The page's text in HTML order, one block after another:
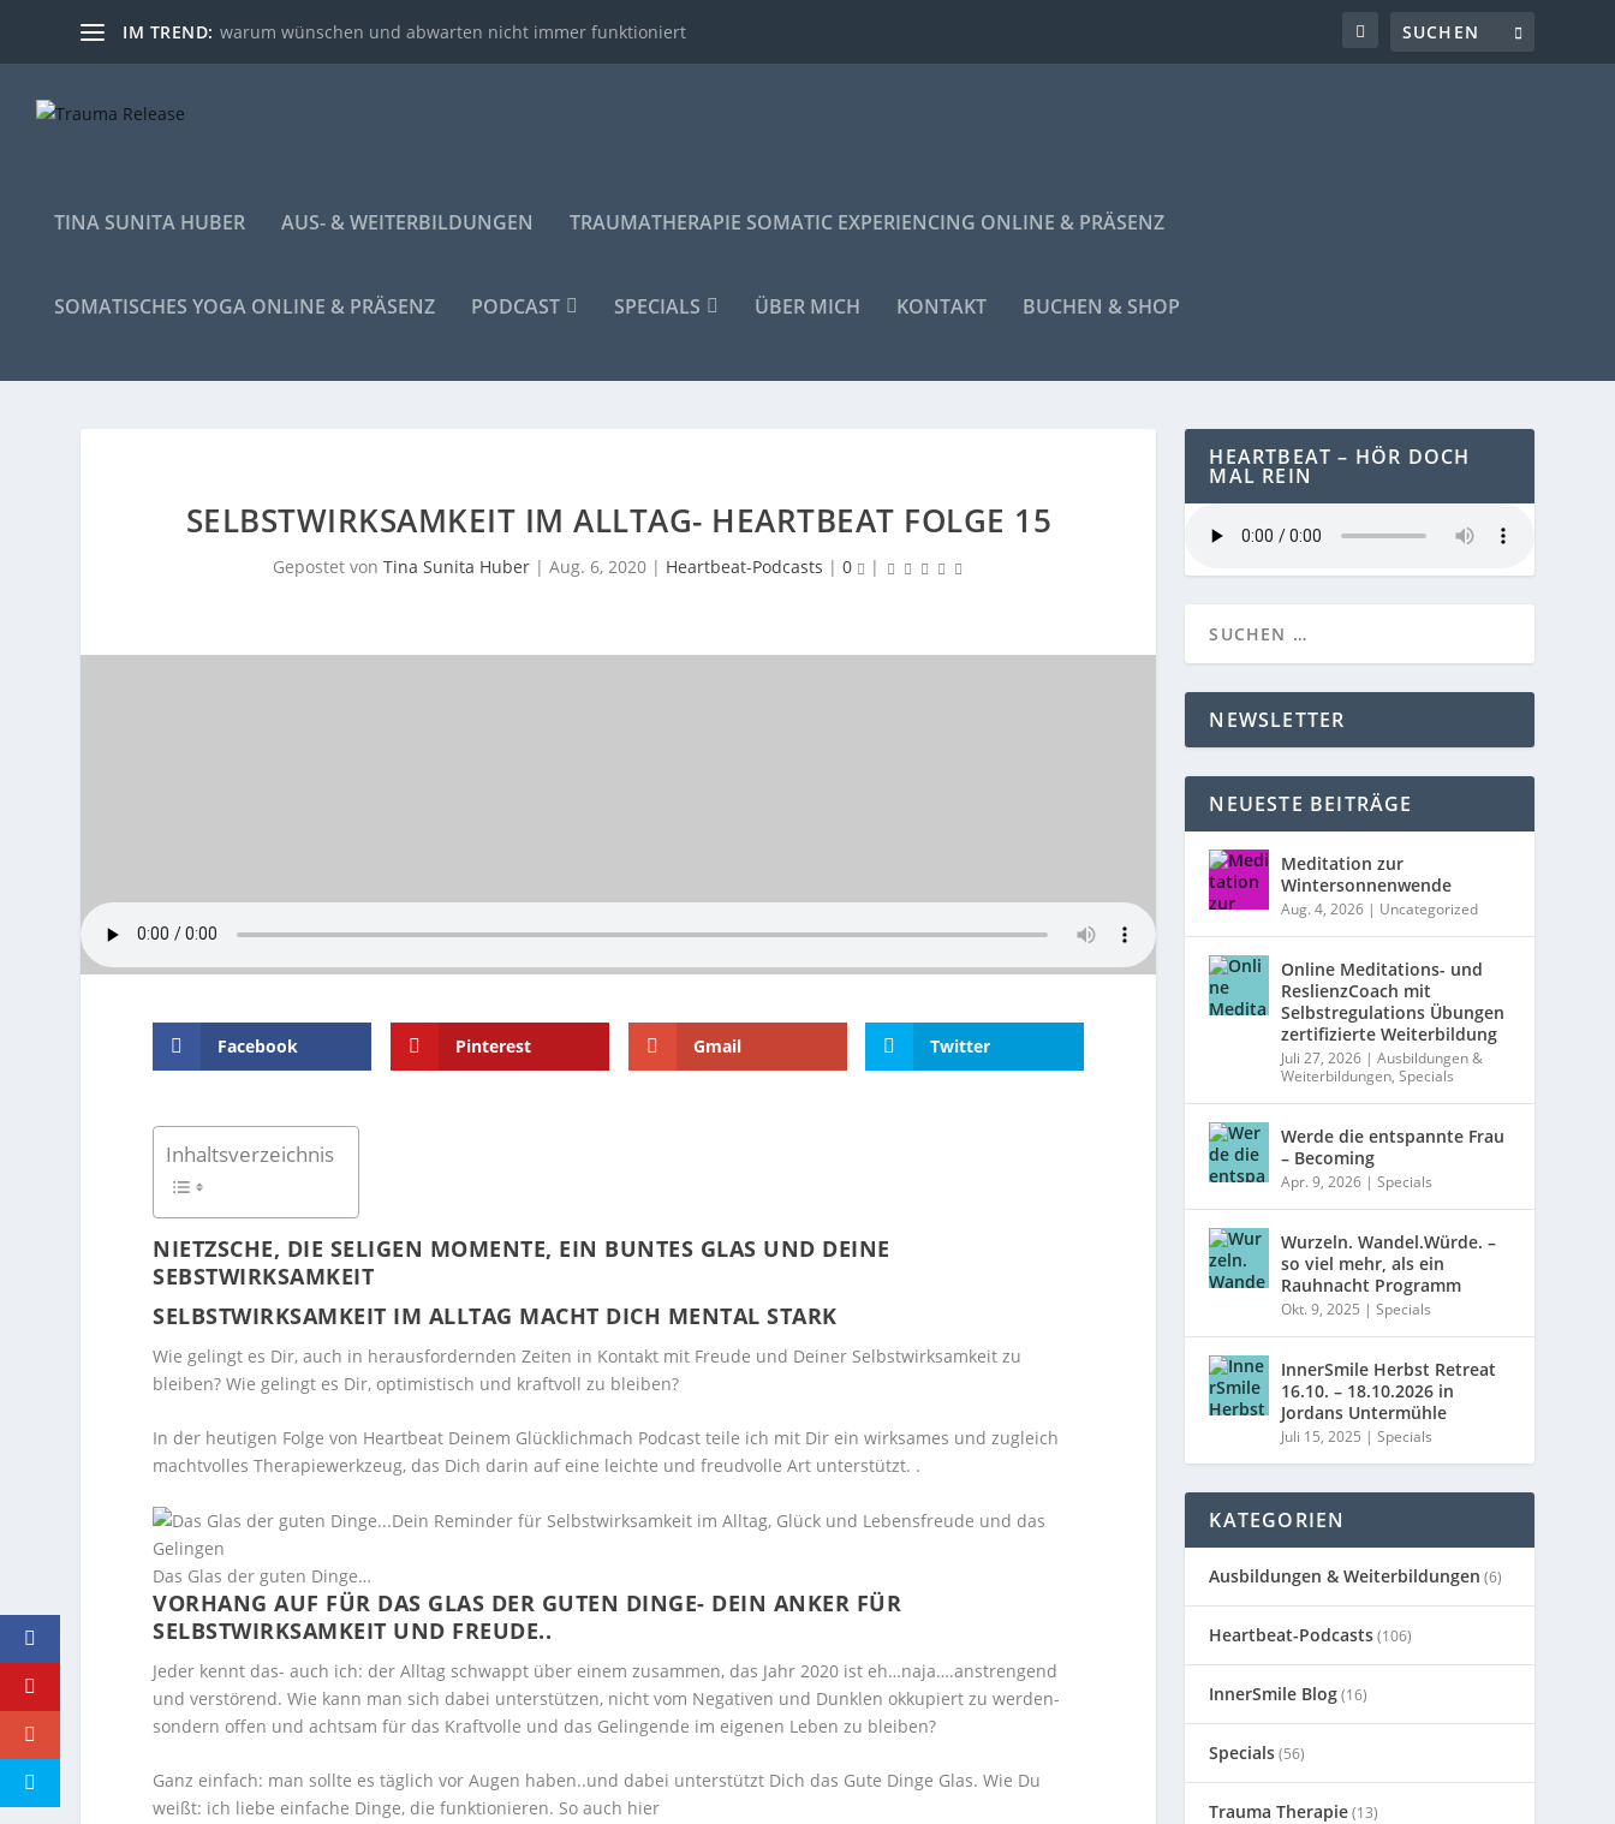
IM TREND: warum wünschen und abwarten nicht immer funktioniert
TINA SUNITA HUBER AUS- & WEITERBILDUNGEN TRAUMATHERAPIE SOMATIC EXPERIENCING ONLINE & PRÄSENZ
SOMATISCHES YOGA ONLINE & PRÄSENZ PODCAST SPECIALS ÜBER MICH KONTAKT BUCHEN & SHOP
SELBSTWIRKSAMKEIT IM ALLTAG- HEARTBEAT FOLGE 15
Gepostet vonTina Sunita Huber |Aug. 6, 2020 | Heartbeat-Podcasts |0 |
Facebook Pinterest Gmail Twitter
Inhaltsverzeichnis
NIETZSCHE, DIE SELIGEN MOMENTE, EIN BUNTES GLAS UND DEINE
SEBSTWIRKSAMKEIT
SELBSTWIRKSAMKEIT IM ALLTAG MACHT DICH MENTAL STARK
Wie gelingt es Dir, auch in herausfordernden Zeiten in Kontakt mit Freude und Deiner Selbstwirksamkeit zu
bleiben? Wie gelingt es Dir, optimistisch und kraftvoll zu bleiben?
In der heutigen Folge von Heartbeat Deinem Glücklichmach Podcast teile ich mit Dir ein wirksames und zugleich
machtvolles Therapiewerkzeug, das Dich darin auf eine leichte und freudvolle Art unterstützt. .
Das Glas der guten Dinge…
VORHANG AUF FÜR DAS GLAS DER GUTEN DINGE- DEIN ANKER FÜR
SELBSTWIRKSAMKEIT UND FREUDE..
Jeder kennt das- auch ich: der Alltag schwappt über einem zusammen, das Jahr 2020 ist eh…naja….anstrengend
und verstörend. Wie kann man sich dabei unterstützen, nicht vom Negativen und Dunklen okkupiert zu werden-
sondern offen und achtsam für das Kraftvolle und das Gelingende im eigenen Leben zu bleiben?
Ganz einfach: man sollte es täglich vor Augen haben..und dabei unterstützt Dich das Gute Dinge Glas. Wie Du
weißt: ich liebe einfache Dinge, die funktionieren. So auch hier
HEARTBEAT – HÖR DOCH
MAL REIN
NEWSLETTER
NEUESTE BEITRÄGE
Meditation zur
Wintersonnenwende
Aug. 4, 2026 | Uncategorized
Online Meditations- und
ReslienzCoach mit
Selbstregulations Übungen
zertifizierte Weiterbildung
Juli 27, 2026 |Ausbildungen &
Weiterbildungen,Specials
Werde die entspannte Frau
– Becoming
Apr. 9, 2026 |Specials
Wurzeln. Wandel.Würde. –
so viel mehr, als ein
Rauhnacht Programm
Okt. 9, 2025 |Specials
InnerSmile Herbst Retreat
16.10. – 18.10.2026 in
Jordans Untermühle
Juli 15, 2025 |Specials
KATEGORIEN
Ausbildungen & Weiterbildungen (6)
Heartbeat-Podcasts(106)
InnerSmile Blog(16)
Specials(56)
Trauma Therapie(13)